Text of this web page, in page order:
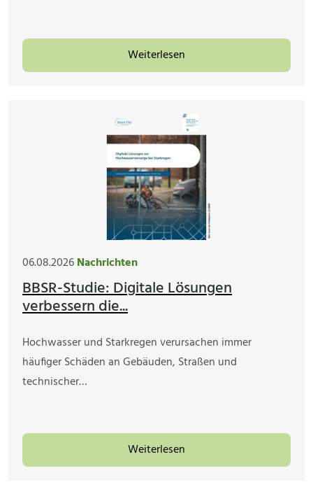
Weiterlesen
06.08.2026Nachrichten
BBSR-Studie: Digitale Lösungen
verbessern die...
Hochwasser und Starkregen verursachen immer
häufiger Schäden an Gebäuden, Straßen und
technischer…
Weiterlesen